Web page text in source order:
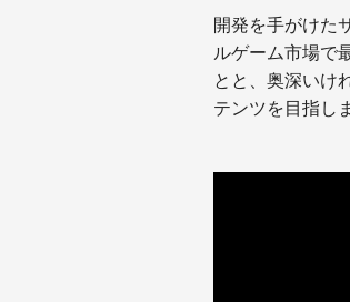
開発を手がけた
ルゲーム市場で
とと、奥深いけ
テンツを目指し